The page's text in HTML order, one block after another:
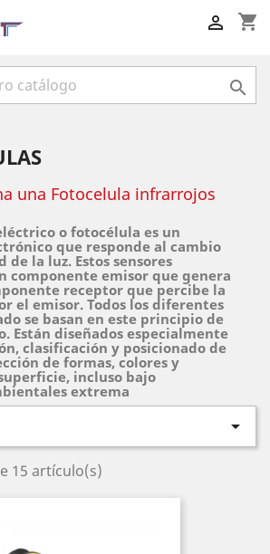
shopping_cart


una Fotocelula infrarrojos
o fotocélula es un
que responde al cambio
la luz. Estos sensores
componente emisor que genera
receptor que percibe la
el emisor. Todos los diferentes
se basan en este principio de
Están diseñados especialmente
clasificación y posicionado de
de formas, colores y
incluso bajo
extrema

15 artículo(s)